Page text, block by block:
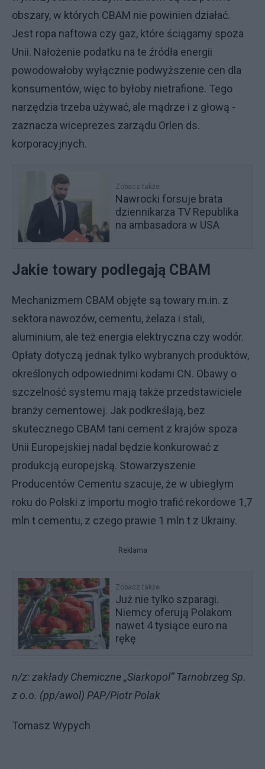
obszary, w których CBAM nie powinien działać.
Jest ropa naftowa czy gaz, które ściągamy spoza
Unii. Nałożenie podatku na te źródła energii
powodowałoby wyłącznie podwyższenie cen dla
konsumentów, więc to byłoby nietrafione. Tego
narzędzia trzeba używać, ale mądrze i z głową -
zaznacza wiceprezes zarządu Orlen ds.
korporacyjnych.
Zobacz także
Nawrocki forsuje brata
dziennikarza TV Republika
na ambasadora w USA
Jakie towary podlegają CBAM
Mechanizmem CBAM objęte są towary m.in. z
sektora nawozów, cementu, żelaza i stali,
aluminium, ale też energia elektryczna czy wodór.
Opłaty dotyczą jednak tylko wybranych produktów,
określonych odpowiednimi kodami CN. Obawy o
szczelność systemu mają także przedstawiciele
branży cementowej. Jak podkreślają, bez
skutecznego CBAM tani cement z krajów spoza
Unii Europejskiej nadal będzie konkurować z
produkcją europejską. Stowarzyszenie
Producentów Cementu szacuje, że w ubiegłym
roku do Polski z importu mogło trafić rekordowe 1,7
mln t cementu, z czego prawie 1 mln t z Ukrainy.
Reklama
Zobacz także
Już nie tylko szparagi.
Niemcy oferują Polakom
nawet 4 tysiące euro na
rękę
n/z: zakłady Chemiczne „Siarkopol” Tarnobrzeg Sp.
z o.o. (pp/awol) PAP/Piotr Polak
Tomasz Wypych